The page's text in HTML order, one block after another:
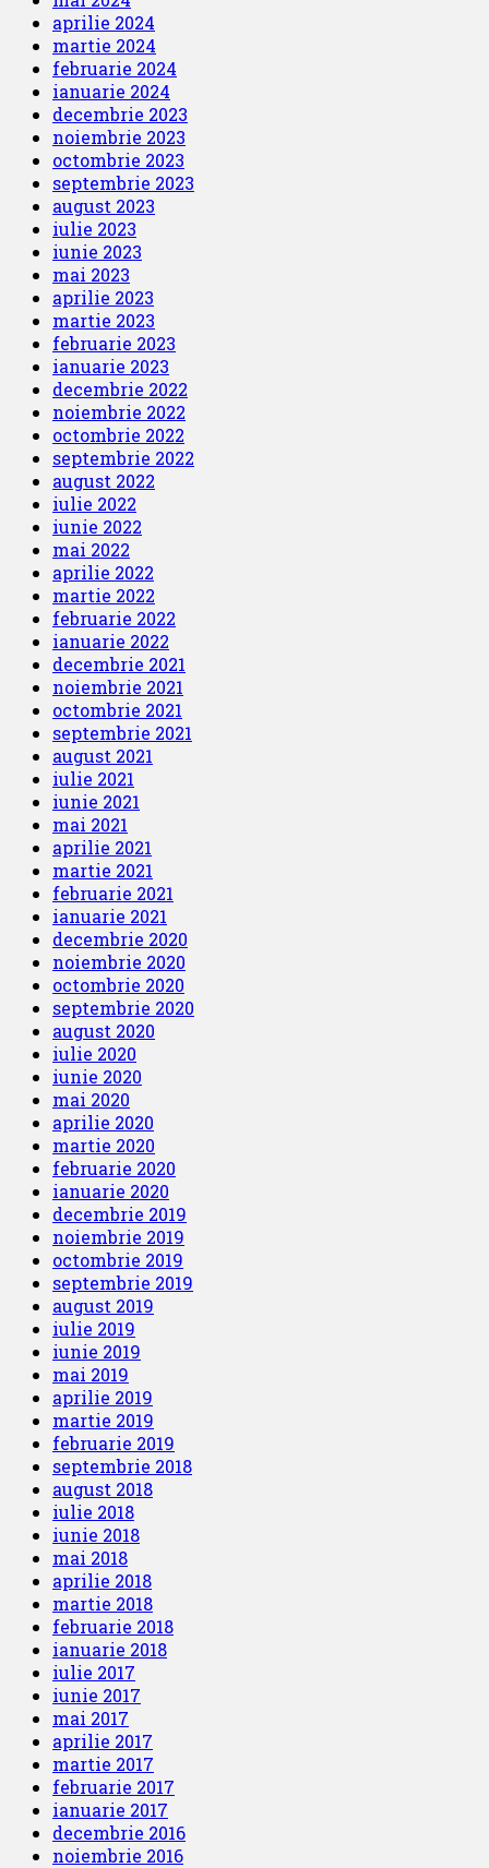
aprilie 2024
martie 2024
februarie 2024
ianuarie 2024
decembrie 2023
noiembrie 2023
octombrie 2023
septembrie 2023
august 2023
iulie 2023
iunie 2023
mai 2023
aprilie 2023
martie 2023
februarie 2023
ianuarie 2023
decembrie 2022
noiembrie 2022
octombrie 2022
septembrie 2022
august 2022
iulie 2022
iunie 2022
mai 2022
aprilie 2022
martie 2022
februarie 2022
ianuarie 2022
decembrie 2021
noiembrie 2021
octombrie 2021
septembrie 2021
august 2021
iulie 2021
iunie 2021
mai 2021
aprilie 2021
martie 2021
februarie 2021
ianuarie 2021
decembrie 2020
noiembrie 2020
octombrie 2020
septembrie 2020
august 2020
iulie 2020
iunie 2020
mai 2020
aprilie 2020
martie 2020
februarie 2020
ianuarie 2020
decembrie 2019
noiembrie 2019
octombrie 2019
septembrie 2019
august 2019
iulie 2019
iunie 2019
mai 2019
aprilie 2019
martie 2019
februarie 2019
septembrie 2018
august 2018
iulie 2018
iunie 2018
mai 2018
aprilie 2018
martie 2018
februarie 2018
ianuarie 2018
iulie 2017
iunie 2017
mai 2017
aprilie 2017
martie 2017
februarie 2017
ianuarie 2017
decembrie 2016
noiembrie 2016